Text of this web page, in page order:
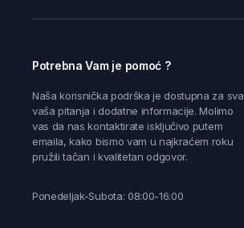
Potrebna Vam je pomoć ?
Naša korisnička podrška je dostupna za sva
vaša pitanja i dodatne informacije. Molimo
vas da nas kontaktirate isključivo putem
emaila, kako bismo vam u najkraćem roku
pružili tačan i kvalitetan odgovor.
Ponedeljak-Subota: 08:00-16:00